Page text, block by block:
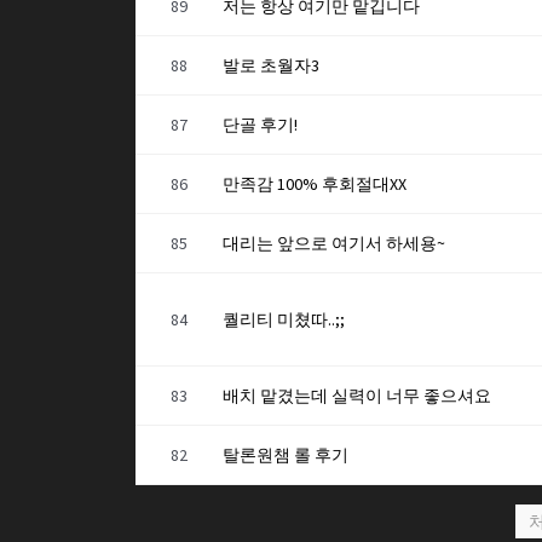
89 저는 항상 여기만 맡깁니다
88 발로 초월자3
87 단골 후기!
86 만족감 100% 후회절대XX
85 대리는 앞으로 여기서 하세용~
84 퀄리티 미쳤따..;;
83 배치 맡겼는데 실력이 너무 좋으셔요
82 탈론원챔 롤 후기